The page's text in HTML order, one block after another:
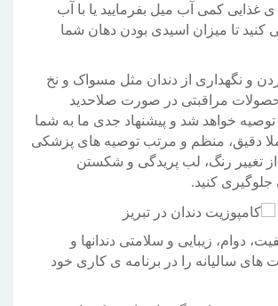
غذایی کمی آب میل بفرمایید یا با آب
کنید تا میزان اسیدی بودن دهان شما
و نگهداری از دندان مثل مسواک و نخ
مراقبتی در صورت صلاحدید
خواهد شد و پیشنهاد جدی ما به شما
دقیق، منظم و مرتب توصیه های پزشکی
از تغییر رنگ، لب پریدگی و شکستن
جلوگیری کنید.
دوام، زیبایی و سلامتی دندانها و
های سالیانه را در برنامه ی کاری خود